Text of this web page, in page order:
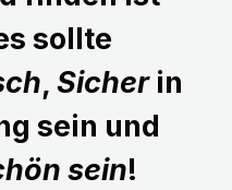
sollte
, Sicherin
sein und
sein!